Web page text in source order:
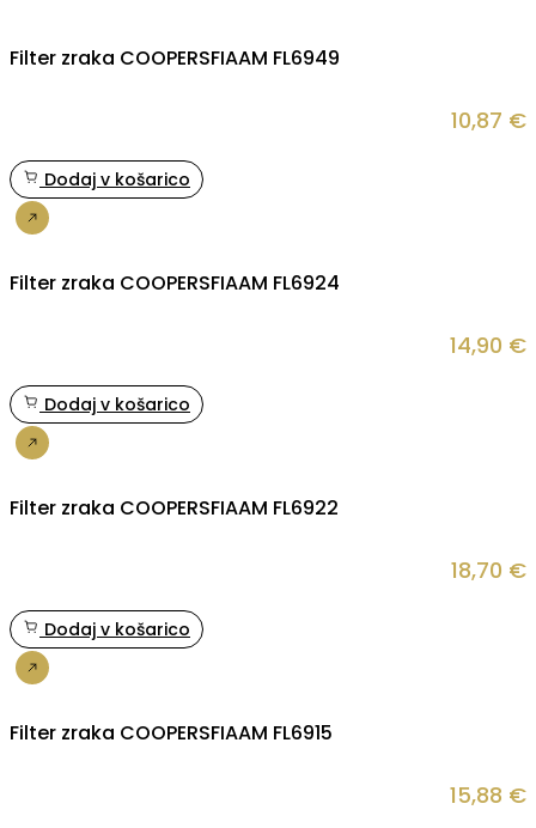
Filter zraka COOPERSFIAAM FL6949
10,87 €
Dodaj v košarico
Filter zraka COOPERSFIAAM FL6924
14,90 €
Dodaj v košarico
Filter zraka COOPERSFIAAM FL6922
18,70 €
Dodaj v košarico
Filter zraka COOPERSFIAAM FL6915
15,88 €